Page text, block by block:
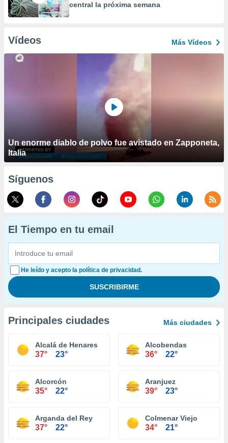
central la próxima semana
Vídeos Más Vídeos
Un enorme diablo de polvo fue avistado en Zapponeta,
Italia
Síguenos
El Tiempo en tu email
He leído y acepto la política de privacidad.
Principales ciudades Más ciudades
Alcalá de Henares
37° 23°
Alcobendas
36° 22°
Alcorcón
35° 22°
Aranjuez
39° 23°
Arganda del Rey
37° 22°
Colmenar Viejo
34° 21°